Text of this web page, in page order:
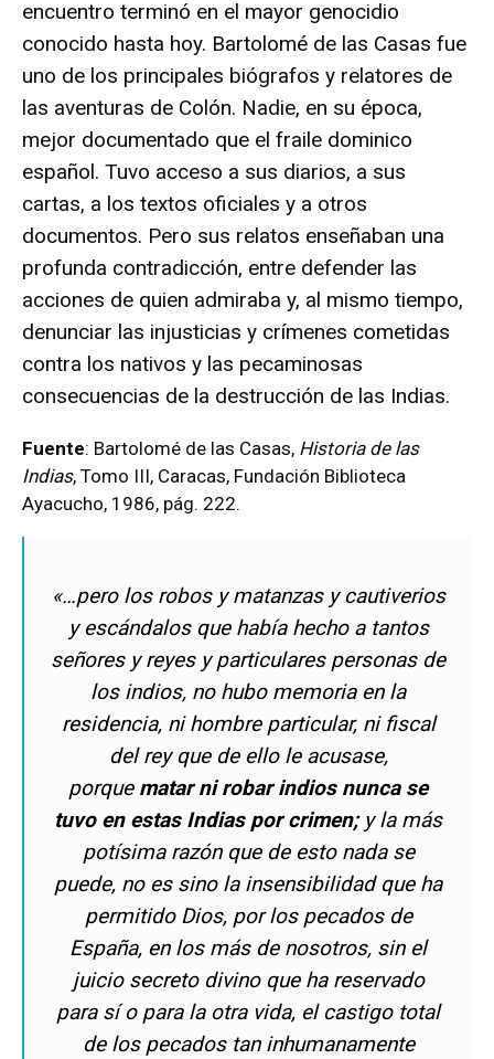
encuentro terminó en el mayor genocidio
conocido hasta hoy. Bartolomé de las Casas fue
uno de los principales biógrafos y relatores de
las aventuras de Colón. Nadie, en su época,
mejor documentado que el fraile dominico
español. Tuvo acceso a sus diarios, a sus
cartas, a los textos oficiales y a otros
documentos. Pero sus relatos enseñaban una
profunda contradicción, entre defender las
acciones de quien admiraba y, al mismo tiempo,
denunciar las injusticias y crímenes cometidas
contra los nativos y las pecaminosas
consecuencias de la destrucción de las Indias.
Fuente: Bartolomé de las Casas, Historia de las
Indias, Tomo III, Caracas, Fundación Biblioteca
Ayacucho, 1986, pág. 222.
«…pero los robos y matanzas y cautiverios
y escándalos que había hecho a tantos
señores y reyes y particulares personas de
los indios, no hubo memoria en la
residencia, ni hombre particular, ni fiscal
del rey que de ello le acusase,
porque matar ni robar indios nunca se
tuvo en estas Indias por crimen;y la más
potísima razón que de esto nada se
puede, no es sino la insensibilidad que ha
permitido Dios, por los pecados de
España, en los más de nosotros, sin el
juicio secreto divino que ha reservado
para sí o para la otra vida, el castigo total
de los pecados tan inhumanamente